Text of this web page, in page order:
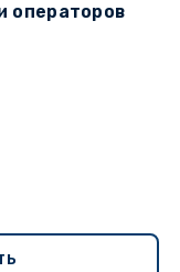
операторов